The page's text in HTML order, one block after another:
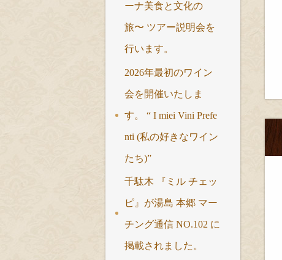
ーナ美食と文化の
旅〜 ツアー説明会を
行います。
2026年最初のワイン
会を開催いたしま
す。 “ I miei Vini Prefe
nti (私の好きなワイン
たち)”
千駄木 『ミル チェッ
ピ』が湯島 本郷 マー
チング通信 NO.102 に
掲載されました。